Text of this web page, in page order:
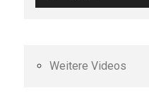
Weitere Videos